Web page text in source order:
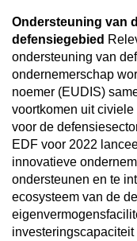
Ondersteuning van
defensiegebied
ondersteuning van
ondernemerschap
noemer (EUDIS)
voortkomen uit
voor de
EDF voor 2022
innovatieve
ondersteunen en te
ecosysteem van de